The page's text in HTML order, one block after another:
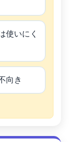
使いにく
向き